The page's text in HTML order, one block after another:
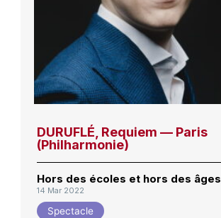
DURUFLÉ, Requiem — Paris
(Philharmonie)
Hors des écoles et hors des âges
14 Mar 2022
Spectacle